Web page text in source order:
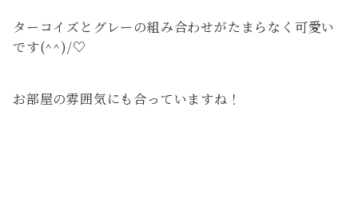
ターコイズとグレーの組み合わせがたまらなく可愛い
です(^^)/♡
お部屋の雰囲気にも合っていますね！